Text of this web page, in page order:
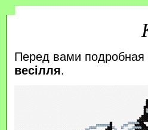
Перед вами
весілля.